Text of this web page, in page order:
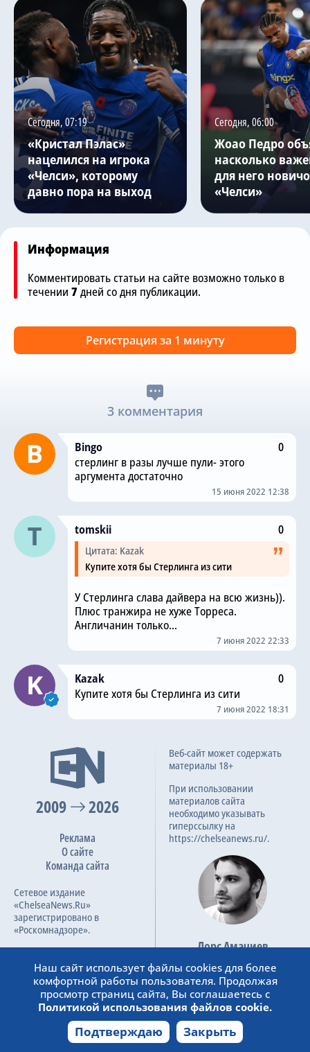
Сегодня, 07:19
«Кристал Пэлас»
нацелился на игрока
«Челси», которому
давно пора на выход
Сегодня, 06:00
Жоао Педро
насколько
для него
«Челси»
Информация
Комментировать статьи на сайте возможно только в
течении 7дней со дня публикации.
Регистрация за 1 минуту
3 комментария
Bingo
0
стерлинг в разы лучше пули- этого
аргумента достаточно
15 июня 2022 12:38
tomskii 0
Цитата: Kazak
Купите хотя бы Стерлинга из сити
У Стерлинга слава дайвера на всю жизнь)).
Плюс транжира не хуже Торреса.
Англичанин только...
7 июня 2022 22:33
Kazak
0
Купите хотя бы Стерлинга из сити
7 июня 2022 18:31
2009 2026
Реклама
О сайте
Команда сайта
Сетевое издание
«ChelseaNews.Ru»
зарегистрировано в
«Роскомнадзоре».
ФС 77 – 87138.
Веб-сайт может содержать
материалы 18+
При использовании
материалов сайта
необходимо указывать
гиперссылку на
https://chelseanews.ru/.
Лорс Амачиев
Основатель сайта
admin@chelseanews.ru
https://www.linkedin.com/
Наш сайт использует файлы cookies для более
комфортной работы пользователя. Продолжая
просмотр страниц сайта, Вы соглашаетесь с
Политикой использования файлов cookie.
Подтверждаю Закрыть